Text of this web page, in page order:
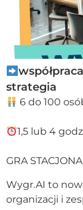
strategia
6 do 100
1,5 lub 4
GRA
Wygr.AI to
organizacji i